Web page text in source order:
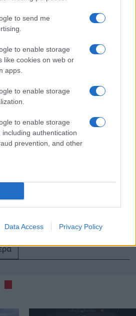
to send me
to enable storage
like cookies on web or
apps.
to enable storage
to enable storage
including authentication
prevention, and other
Data Access Privacy Policy
Αυγούστου 2008: Ο
Οσσετίας, η
την Ιταλία να θέσει